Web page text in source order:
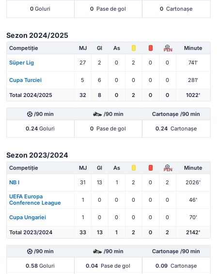
0 Goluri 0 Pase de gol 0 Cartonașe
Sezon 2024/2025
Competiție MJ Gl As PEN Minute
Süper Lig 27 2 0 2 0 0 741'
Cupa Turciei 5 6 0 0 0 0 281'
Total 2024/2025 32 8 0 2 0 0 1022'
/90 min /90 min Cartonașe /90 min
0.24 Goluri 0 Pase de gol 0.24 Cartonașe
Sezon 2023/2024
Competiție MJ Gl As PEN Minute
NB I 31 13 1 2 0 2 2026'
UEFA Europa
Conference League
1 0 0 0 0 0 46'
Cupa Ungariei 1 0 0 0 0 0 70'
Total 2023/2024 33 13 1 2 0 2 2142'
/90 min /90 min Cartonașe /90 min
0.58 Goluri 0.04 Pase de gol 0.09 Cartonașe